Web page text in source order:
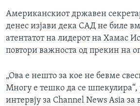
Американскиот државен
денес изјави дека САД не биле
атентатот на лидерот на Хамас
повтори важноста од прекин на
„Ова е нешто за кое не бевме
Многу е тешко да се шпекулира“,
интервју за Channel News Asia за